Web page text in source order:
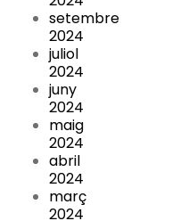
setembre
2024
juliol
2024
juny
2024
maig
2024
abril
2024
març
2024